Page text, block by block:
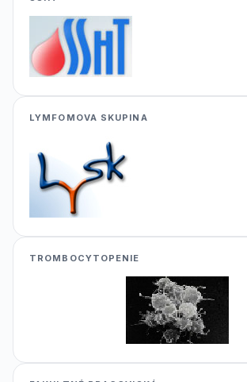
LYMFOMOVA SKUPINA
TROMBOCYTOPENIE